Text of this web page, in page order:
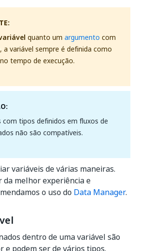
quanto um argumento com
variável sempre é definida como
tempo de execução.
com tipos definidos em fluxos de
não são compatíveis.
variáveis de várias maneiras.
da melhor experiência e
o uso do Data Manager.
dentro de uma variável são
e podem ser de vários tipos.